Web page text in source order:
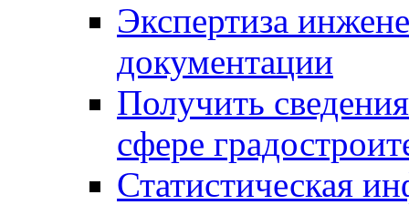
Экспертиза
документации
Получить
сфере
Статистическая